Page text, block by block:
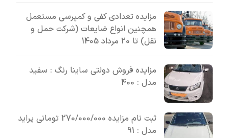
مزایده تعدادی کفی و کمپرسی مستعمل
همچنین انواع ضایعات (شرکت حمل و
نقل) تا 20 مرداد 1405
مزایده فروش دولتی ساینا رنگ : سفید
مدل : 400
ثبت نام مزایده 270/000/000 تومانی پراید
مدل : 91